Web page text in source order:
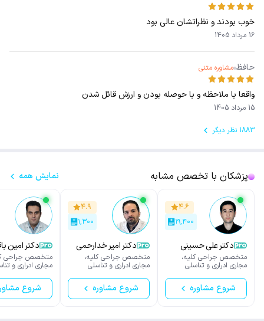
خوب بودند و نظراتشان عالی بود
16 مرداد 1405
حافظ مشاوره متنی
واقعا با ملاحظه و با حوصله بودن و ارزش قائل شدن
15 مرداد 1405
1883 نظر دیگر
پزشکان با تخصص مشابه نمایش همه
۴.۶
۱۹,۴۰۰
دکتر علی حسینی
متخصص جراحی کلیه،
مجاری ادراری و تناسلی
شروع مشاوره
۴.۹
۱,۳۰۰
دکتر امیر خدارحمی
متخصص جراحی کلیه،
مجاری ادراری و تناسلی
شروع مشاوره
دکتر امین
متخصص جراحی
مجاری ادراری و
شروع